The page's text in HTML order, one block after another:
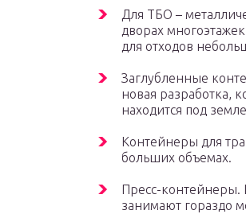
Для ТБО –
дворах
для отходов
Заглубленные
новая разработка,
находится под
Контейнеры для
больших объемах.
Пресс-контейнеры.
занимают гораздо